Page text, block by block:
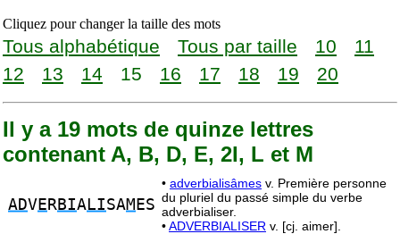
Cliquez pour changer la taille des mots
Tous alphabétique Tous par taille 10
11
12
13 14 15 16 17 18 19 20
Il y a 19 mots de quinze lettres
contenant A, B, D, E, 2I, L et M
ADVE RBIALISAM ES
• adverbialisâmes v. Première personne
du pluriel du passé simple du verbe
adverbialiser.
•ADVERBIALISER v. [cj. aimer].